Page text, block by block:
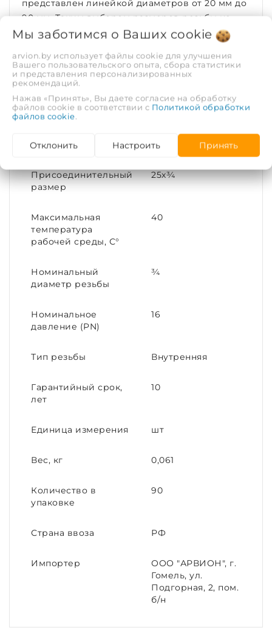
представлен линейкой диаметров от 20 мм до
90 мм. Таким выбором размеров резьбы не
может похвастаться ни один отечественный
производитель компрессионных фитингов.
ХАРАКТЕРИСТИКИ
Рабочая среда Холодная вода
(DN)
Присоединительный
размер
25х¾
Максимальная
температура
рабочей среды, С°
40
Номинальный
диаметр резьбы
¾
Номинальное
давление (PN)
16
Тип резьбы Внутренняя
Гарантийный срок,
лет
10
Единица измерения шт
Вес, кг 0,061
Количество в
упаковке
90
Страна ввоза РФ
Импортер
ООО "АРВИОН", г.
Гомель, ул.
Подгорная, 2, пом.
б/н
Мы заботимся о Ваших cookie
arvion.by использует файлы cookie для улучшения
Вашего пользовательского опыта, сбора статистики
и представления персонализированных
рекомендаций.
Нажав «Принять», Вы даете согласие на обработку
файлов cookie в соответствии с Политикой обработки
файлов cookie.
Отклонить Настроить Принять